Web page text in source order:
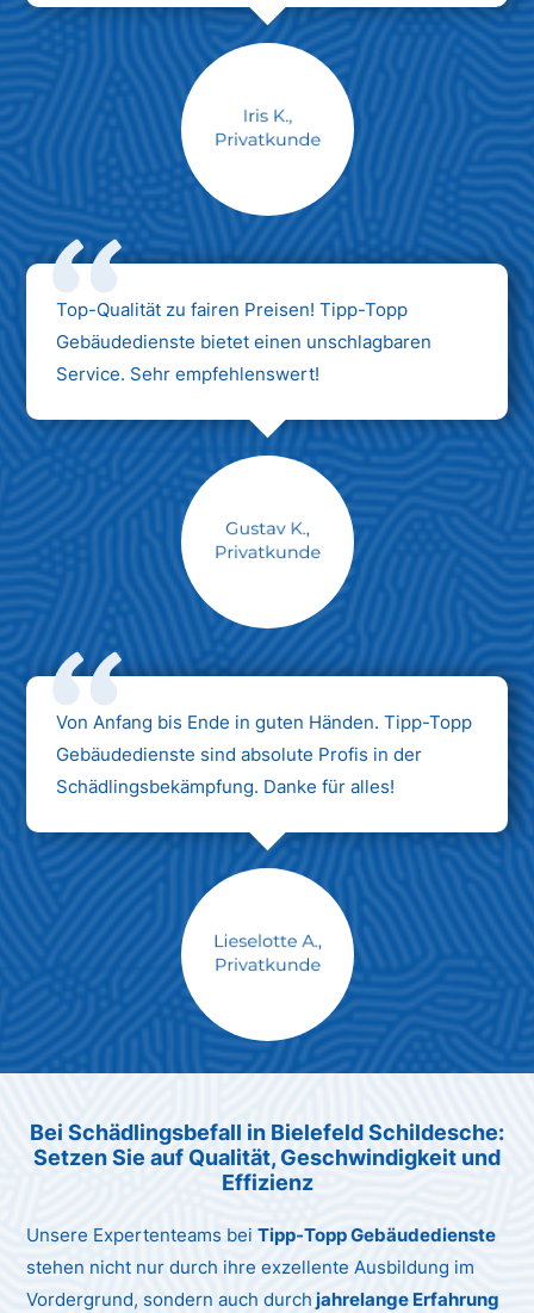
Max Mustermann
Unternehmen AG
Top-Qualität zu fairen Preisen! Tipp-Topp
Gebäudedienste bietet einen unschlagbaren
Service. Sehr empfehlenswert!
Max Mustermann
Unternehmen AG
Von Anfang bis Ende in guten Händen. Tipp-Topp
Gebäudedienste sind absolute Profis in der
Schädlingsbekämpfung. Danke für alles!
Max Mustermann
Bei Schädlingsbefall in Bielefeld Schildesche:
Setzen Sie auf Qualität, Geschwindigkeit und
Effizienz
Unsere Expertenteams beiTipp-Topp Gebäudedienste
stehen nicht nur durch ihre exzellente Ausbildung im
Vordergrund, sondern auch durch jahrelange Erfahrung